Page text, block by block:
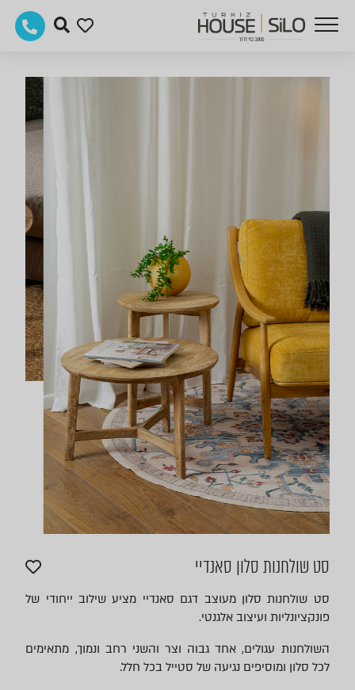
סט שולחנות סלון סאנדיי
סט שולחנות סלון מעוצב דגם סאנדיי מציע שילוב ייחודי של
פונקציונליות ועיצוב אלגנטי.
השולחנות עגולים, אחד גבוה וצר והשני רחב ונמוך, מתאימים
לכל סלון ומוסיפים נגיעה של סטייל בכל חלל.